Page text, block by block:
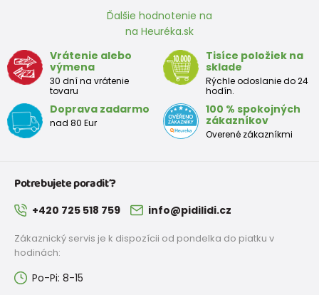
Ďalšie hodnotenie na
na Heuréka.sk
Vrátenie alebo
výmena
30 dní na vrátenie
tovaru
Tisíce položiek na
sklade
Rýchle odoslanie do 24
hodín.
Doprava zadarmo
nad 80 Eur
100 % spokojných
zákazníkov
Overené zákazníkmi
Potrebujete poradiť?
+420 725 518 759 info@pidilidi.cz
Zákaznický servis je k dispozícii od pondelka do piatku v
hodinách:
Po-Pi: 8-15